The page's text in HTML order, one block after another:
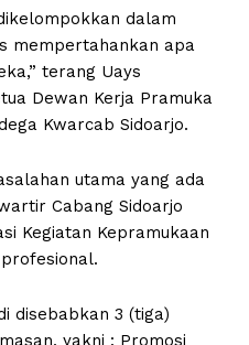
dalam
mempertahankan apa
terang Uays
Dewan Kerja Pramuka
Kwarcab Sidoarjo.
utama yang ada
Cabang Sidoarjo
Kegiatan Kepramukaan
disebabkan 3 (tiga)
yakni : Promosi